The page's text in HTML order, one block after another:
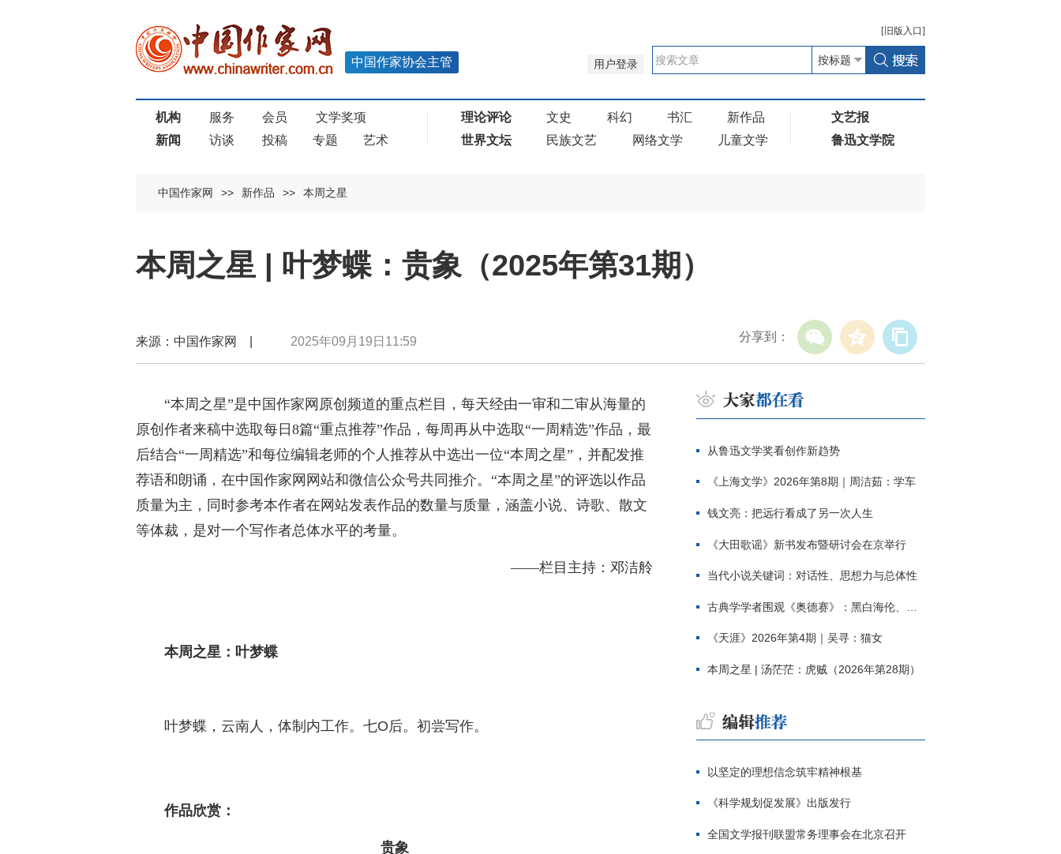
[ 旧版 入口]
用户登录
中国作家协会主管
机构 服务 会员
文学奖项
新闻
访谈 投稿 专题 艺术
理论评论 文史 科幻 书汇
新作品
世界文坛
民族文艺 网络文学 儿童文学
文艺报
鲁迅文学院
中国作家网 >> 新作品 >> 本周之星
本周之星 | 叶梦蝶：贵象（2025年第31期）
分享到：
来源：中国作家网 | 2025年09月19日11:59
“本周之星”是中国作家网原创频道的重点栏目，每天经由一审和二审从海量的
原创作者来稿中选取每日8篇“重点推荐”作品，每周再从中选取“一周精选”作品，最
后结合“一周精选”和每位编辑老师的个人推荐从中选出一位“本周之星”，并配发推
荐语和朗诵，在中国作家网网站和微信公众号共同推介。“本周之星”的评选以作品
质量为主，同时参考本作者在网站发表作品的数量与质量，涵盖小说、诗歌、散文
等体裁，是对一个写作者总体水平的考量。
——栏目主持：邓洁舲
本周之星：叶梦蝶
叶梦蝶，云南人，体制内工作。七O后。初尝写作。
作品欣赏：
贵象
从鲁迅文学奖看创作新趋势
《上海文学》2026年第8期｜周洁茹：学车
钱文亮：把远行看成了另一次人生
《大田歌谣》新书发布暨研讨会在京举行
当代小说关键词：对话性、思想力与总体性
古典学学者围观《奥德赛》：黑白海伦、佩涅罗佩的别针与神秘入侵者
《天涯》2026年第4期｜吴寻：猫女
本周之星 | 汤茫茫：虎贼（2026年第28期）
以坚定的理想信念筑牢精神根基
《科学规划促发展》出版发行
全国文学报刊联盟常务理事会在北京召开